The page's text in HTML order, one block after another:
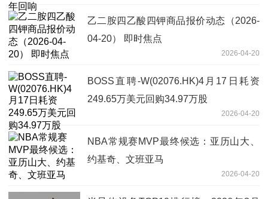
乙二胺四乙酸四钾商品报价动态（2026-
04-20） 即时焦点
2026-04-20
BOSS直聘-W(02076.HK)4月17日耗资
249.65万美元回购34.97万股
2026-04-20
NBA常规赛MVP最终候选：亚历山大、
约基奇、文班亚马
2026-04-20